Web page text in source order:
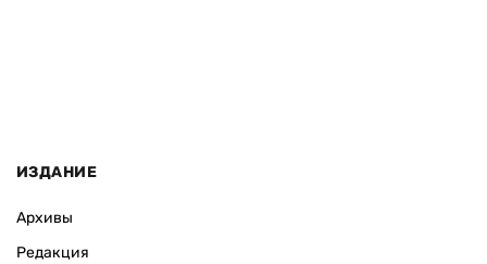
ИЗДАНИЕ
Архивы
Редакция